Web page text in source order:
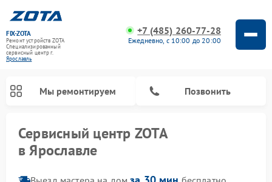
FIX-ZOTA
Ремонт устройств ZOTA
Специализированный
cервисный центр г.
Ярославль
+7 (485) 260-77-28
Ежедневно, с 10:00 до 20:00
Мы ремонтируем Позвонить
Сервисный центр ZOTA
в Ярославле